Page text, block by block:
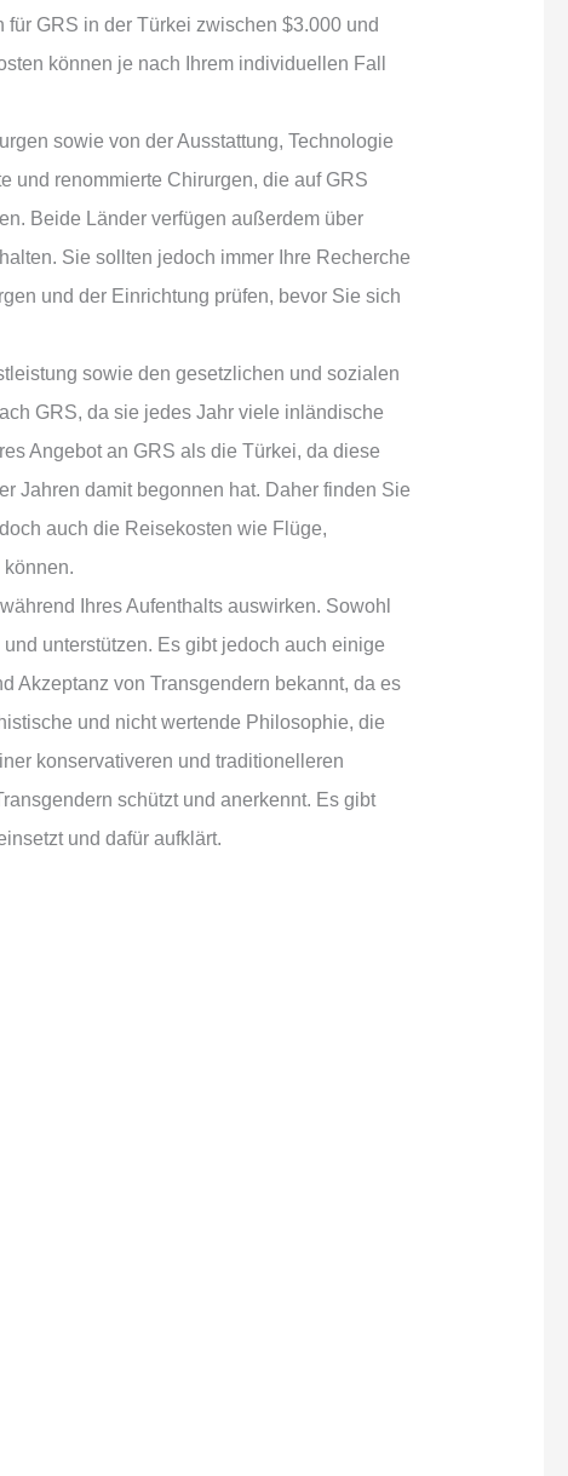
GRS in der Türkei zwischen $3.000 und
können je nach Ihrem individuellen Fall
sowie von der Ausstattung, Technologie
und renommierte Chirurgen, die auf GRS
Beide Länder verfügen außerdem über
Sie sollten jedoch immer Ihre Recherche
und der Einrichtung prüfen, bevor Sie sich
sowie den gesetzlichen und sozialen
GRS, da sie jedes Jahr viele inländische
Angebot an GRS als die Türkei, da diese
Jahren damit begonnen hat. Daher finden Sie
auch die Reisekosten wie Flüge,
Ihres Aufenthalts auswirken. Sowohl
unterstützen. Es gibt jedoch auch einige
Akzeptanz von Transgendern bekannt, da es
und nicht wertende Philosophie, die
konservativeren und traditionelleren
schützt und anerkennt. Es gibt
und dafür aufklärt.